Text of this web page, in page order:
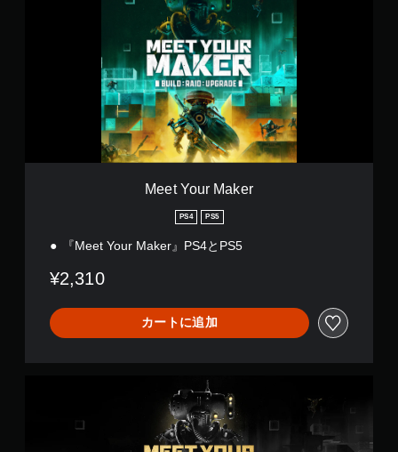
r
Meet Your Maker
PS4 PS5
『Meet Your Maker』PS4とPS5
¥2,310
カートに追加